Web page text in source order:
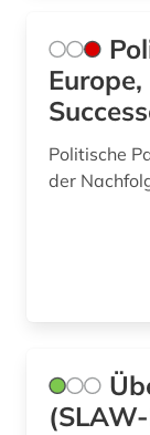
Politische
der